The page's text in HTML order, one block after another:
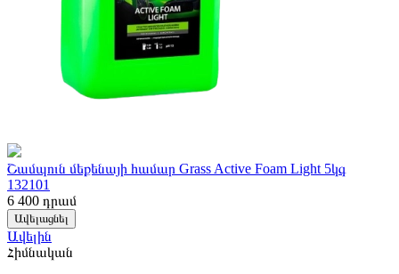
Շամպուն մեքենայի համար Grass Active Foam Light 5կգ
132101
6 400 դրամ
Ավելացնել
Ավելին
Հիմնական